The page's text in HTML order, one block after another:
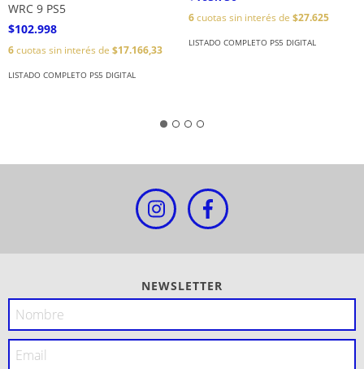
WRC 9 PS5
$102.998
6cuotas sin interés de $17.166,33
LISTADO COMPLETO PS5 DIGITAL
6cuotas sin interés de $27.625
LISTADO COMPLETO PS5 DIGITAL
NEWSLETTER